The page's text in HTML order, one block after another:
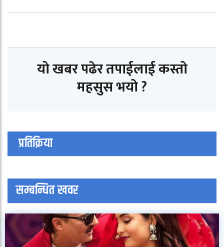
यो खबर पढेर तपाईलाई कस्तो
महसुस भयो ?
प्रतिक्रिया
सम्बन्धित खवर